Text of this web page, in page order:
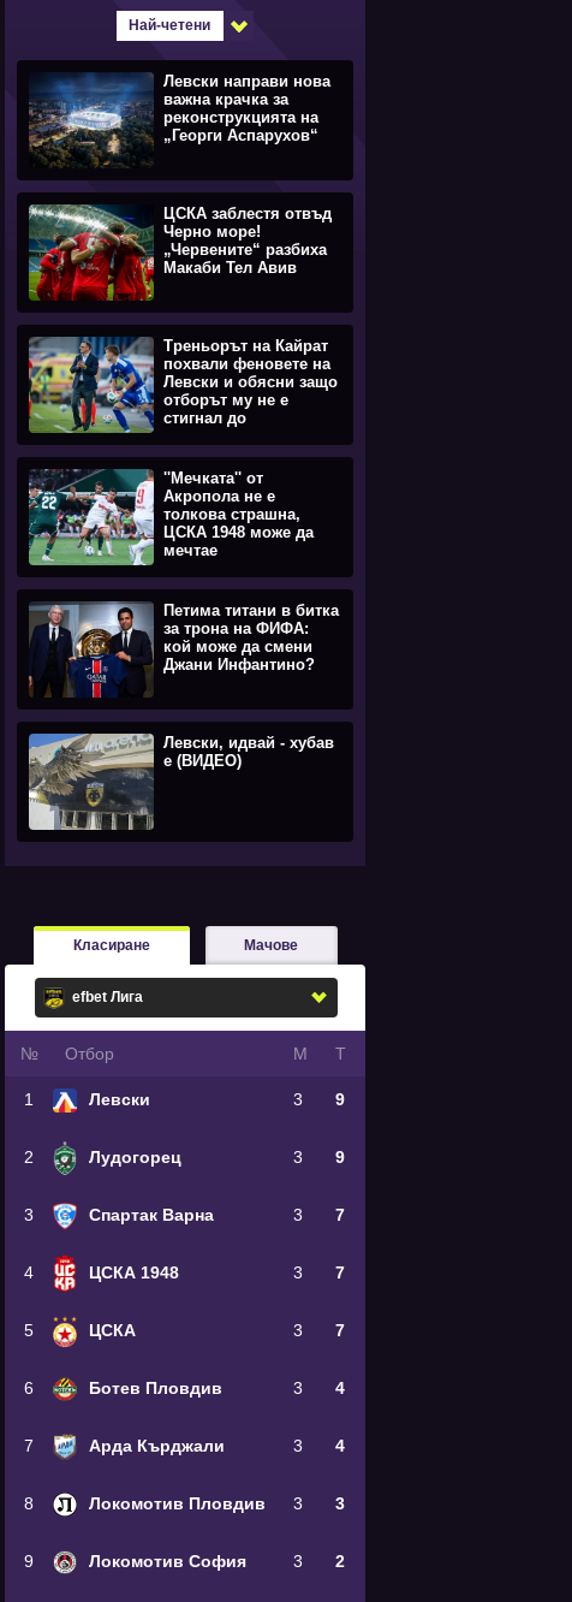
Най-четени
Левски направи нова
важна крачка за
реконструкцията на
„Георги Аспарухов“
ЦСКА заблестя отвъд
Черно море!
„Червените“ разбиха
Макаби Тел Авив
Треньорът на Кайрат
похвали феновете на
Левски и обясни защо
отборът му не е
стигнал до
''Мечката'' от
Акропола не е
толкова страшна,
ЦСКА 1948 може да
мечтае
Петима титани в битка
за трона на ФИФА:
кой може да смени
Джани Инфантино?
Левски, идвай - хубав
е (ВИДЕО)
Класиране Мачове
№ Oтбор М Т
1 Левски 3 9
2 Лудогорец 3 9
3 Спартак Варна 3 7
4 ЦСКА 1948 3 7
5 ЦСКА 3 7
6 Ботев Пловдив 3 4
7 Арда Кърджали 3 4
8 Локомотив Пловдив 3 3
9 Локомотив София 3 2